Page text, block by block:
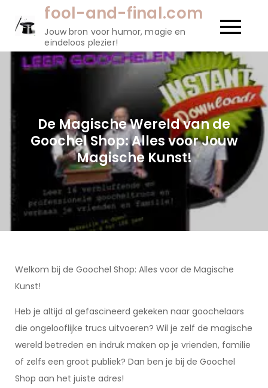
fool-and-final.com
Jouw bron voor humor, magie en
eindeloos plezier!
De Magische Wereld van de
Goochel Shop: Alles voor Jouw
Magische Kunst!
Welkom bij de Goochel Shop: Alles voor de Magische
Kunst!
Heb je altijd al gefascineerd gekeken naar goochelaars
die ongelooflijke trucs uitvoeren? Wil je zelf de magische
wereld betreden en indruk maken op je vrienden, familie
of zelfs een groot publiek? Dan ben je bij de Goochel
Shop aan het juiste adres!